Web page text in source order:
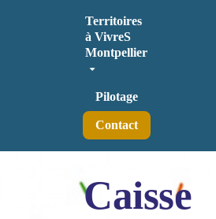
Territoires
à VivreS
Montpellier
Pilotage
Contact
Caisse